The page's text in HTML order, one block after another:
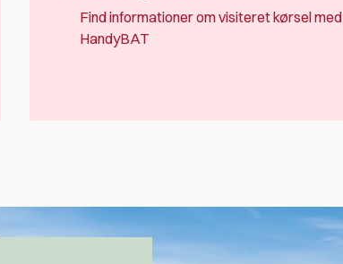
Find informationer om visiteret kørsel med
HandyBAT